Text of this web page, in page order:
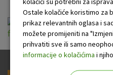
Opće informacije
fiksnom kamatnom
Ostale kolačiće koristimo za
prikaz relevantnih oglasa i
možete promijeniti na
prihvatiti sve ili samo
informacije o kolačićima i